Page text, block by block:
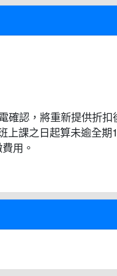
認，將重新提供折扣
課之日起算未逾全
用。